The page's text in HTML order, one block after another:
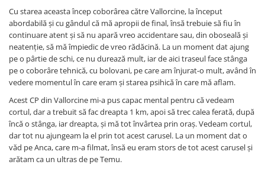
Cu starea aceasta încep coborârea către Vallorcine, la început
abordabilă și cu gândul că mă apropii de final, însă trebuie să fiu în
continuare atent și să nu apară vreo accidentare sau, din oboseală și
neatenție, să mă împiedic de vreo rădăcină. La un moment dat ajung
pe o pârtie de schi, ce nu durează mult, iar de aici traseul face stânga
pe o coborâre tehnică, cu bolovani, pe care am înjurat-o mult, având în
vedere momentul în care eram și starea psihică în care mă aflam.
Acest CP din Vallorcine mi-a pus capac mental pentru că vedeam
cortul, dar a trebuit să fac dreapta 1 km, apoi să trec calea ferată, după
încă o stânga, iar dreapta, și mă tot învârtea prin oraș. Vedeam cortul,
dar tot nu ajungeam la el prin tot acest carusel. La un moment dat o
văd pe Anca, care m-a filmat, însă eu eram stors de tot acest carusel și
arătam ca un ultras de pe Temu.